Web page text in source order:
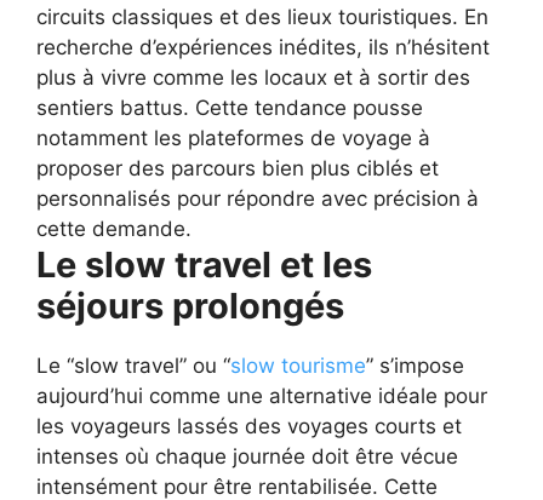
circuits classiques et des lieux touristiques. En
recherche d’expériences inédites, ils n’hésitent
plus à vivre comme les locaux et à sortir des
sentiers battus. Cette tendance pousse
notamment les plateformes de voyage à
proposer des parcours bien plus ciblés et
personnalisés pour répondre avec précision à
cette demande.
Le slow travel et les
séjours prolongés
Le “slow travel” ou “slow tourisme” s’impose
aujourd’hui comme une alternative idéale pour
les voyageurs lassés des voyages courts et
intenses où chaque journée doit être vécue
intensément pour être rentabilisée. Cette